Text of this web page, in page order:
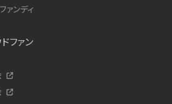
ァンディ
ファン